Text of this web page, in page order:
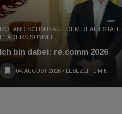
ROLAND SCHMID AUF DEM REAL ESTATE
LEADERS SUMMIT
Ich bin dabei: re.comm 2026
04. AUGUST 2026 / LESEZEIT 1 MIN